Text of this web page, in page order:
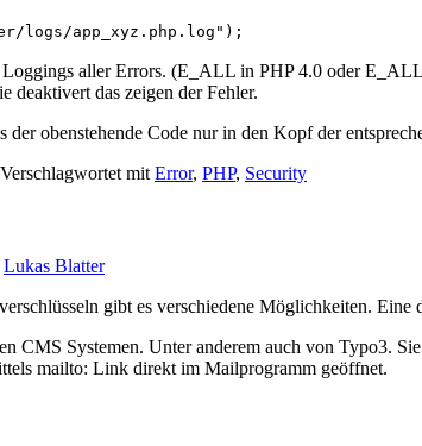
logs/app_xyz.php.log");
aller Errors. (E_ALL in PHP 4.0 oder
deaktivert das zeigen der Fehler.
der obenstehende Code nur in den Kopf der
Verschlagwortet mit Error, PHP, Security
Lukas Blatter
gibt es verschiedene Möglichkeiten. Eine
CMS Systemen. Unter anderem auch von Typo3.
mailto: Link direkt im Mailprogramm geöffnet.